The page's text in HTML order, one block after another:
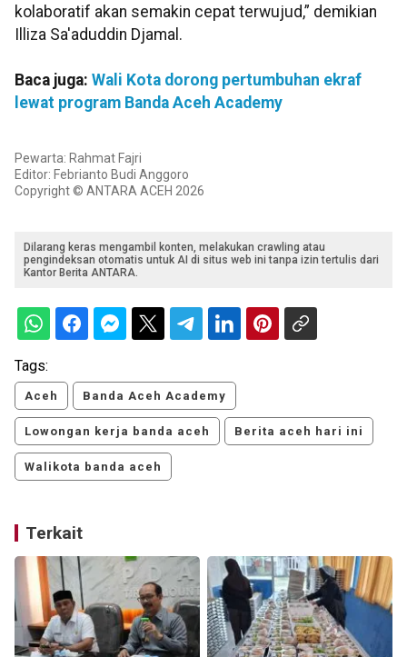
kolaboratif akan semakin cepat terwujud,” demikian
Illiza Sa'aduddin Djamal.
Baca juga: Wali Kota dorong pertumbuhan ekraf
lewat program Banda Aceh Academy
Pewarta: Rahmat Fajri
Editor: Febrianto Budi Anggoro
Copyright © ANTARA ACEH 2026
Dilarang keras mengambil konten, melakukan crawling atau
pengindeksan otomatis untuk AI di situs web ini tanpa izin tertulis dari
Kantor Berita ANTARA.
Tags:
Aceh Banda Aceh Academy
Lowongan kerja banda aceh Berita aceh hari ini
Walikota banda aceh
Terkait